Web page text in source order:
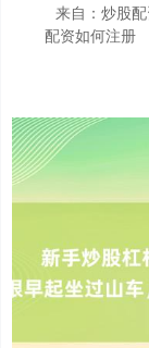
来自：炒股
配资如何注册